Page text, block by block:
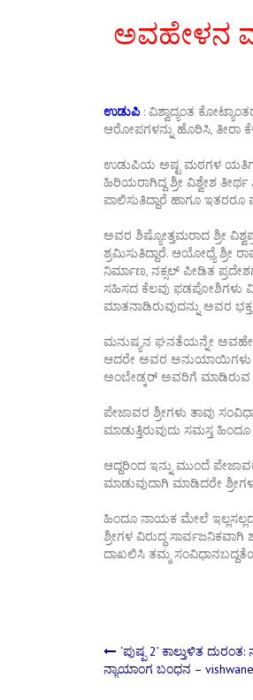
ಅವಹೇಳನ
ಉಡುಪಿ : ವಿಶ್ವಾದ್ಯಂತ
ಆರೋಪಗಳನ್ನು ಹೊರಿಸಿ, ತೀರಾ
ಉಡುಪಿಯ ಅಷ್ಟ ಮಠಗಳ ಯತಿಗಳ
ಹಿರಿಯರಾಗಿದ್ದ ಶ್ರೀ ವಿಶ್ವೇಶ
ಪಾಲಿಸುತಿದ್ದಾರೆ ಹಾಗೂ ಇತರರೂ
ಅವರ ಶಿಷ್ಯೋತ್ತಮರಾದ ಶ್ರೀ
ಶ್ರಮಿಸುತಿದ್ದಾರೆ. ಆಯೋಧ್ಯೆ
ನಿರ್ಮಾಣ, ನಕ್ಸಲ್ ಪೀಡಿತ
ಸಹಿಸದ ಕೆಲವು ಫಡಪೋಶಿಗಳು
ಮಾತನಾಡಿರುವುದನ್ನು ಅವರ
ಮನುಷ್ಯನ ಘನತೆಯನ್ನೇ
ಆದರೇ ಅವರ ಅನುಯಾಯಿಗಳು
ಅಂಬೇಡ್ಕರ್ ಅವರಿಗೆ
ಪೇಜಾವರ ಶ್ರೀಗಳು ತಾವು
ಮಾಡುತ್ತಿರುವುದು ಸಮಸ್ತ
ಆದ್ದರಿಂದ ಇನ್ನು ಮುಂದೆ
ಮಾಡುವುದಾಗಿ ಮಾಡಿದರೇ
ಹಿಂದೂ ನಾಯಕ ಮೇಲೆ
ಶ್ರೀಗಳ ವಿರುದ್ಧ
ದಾಖಲಿಸಿ ತಮ್ಮ
Post
‘ಪುಷ್ಪ 2’ ಕಾಲ್ತುಳಿತ
ನ್ಯಾಯಾಂಗ ಬಂಧನ –